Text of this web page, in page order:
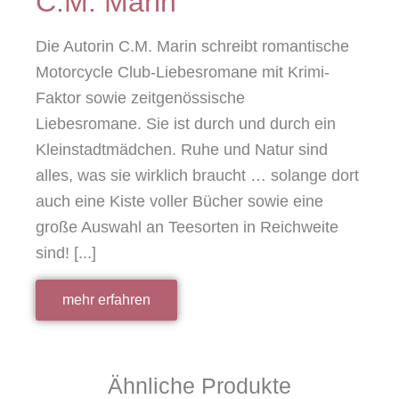
Die Autorin C.M. Marin schreibt romantische
Motorcycle Club-Liebesromane mit Krimi-
Faktor sowie zeitgenössische
Liebesromane. Sie ist durch und durch ein
Kleinstadtmädchen. Ruhe und Natur sind
alles, was sie wirklich braucht … solange dort
auch eine Kiste voller Bücher sowie eine
große Auswahl an Teesorten in Reichweite
sind! [...]
mehr erfahren
Ähnliche Produkte